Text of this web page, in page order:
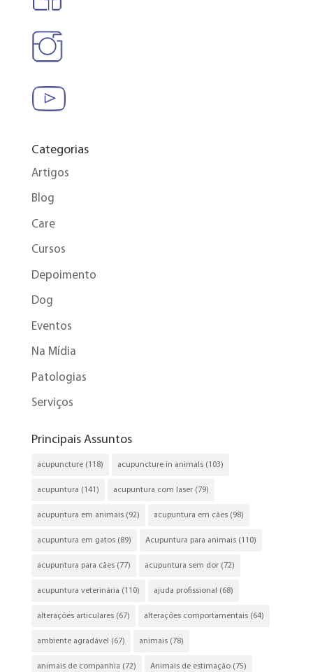
Categorias
Artigos
Blog
Care
Cursos
Depoimento
Dog
Eventos
Na Mídia
Patologias
Serviços
Principais Assuntos
acupuncture(118) acupuncture in animals(103)
acupuntura (141) acupuntura com laser(79)
acupuntura em animais(92) acupuntura em cães(98)
acupuntura em gatos(89) Acupuntura para animais(110)
acupuntura para cães(77) acupuntura sem dor(72)
acupuntura veterinária (110) ajuda profissional (68)
alterações articulares(67) alterações comportamentais(64)
ambiente agradável (67) animais(78)
animais de companhia (72) Animais de estimação(75)